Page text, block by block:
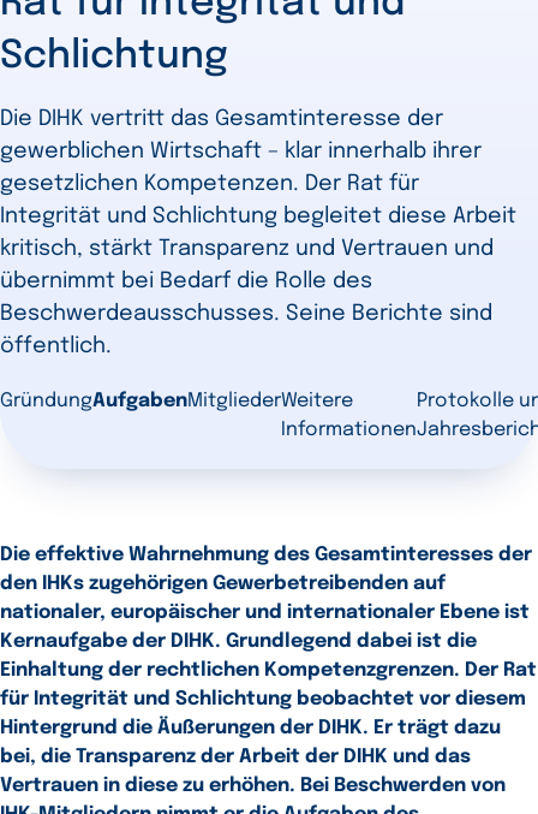
Schlichtung
Die DIHK vertritt das Gesamtinteresse der
gewerblichen Wirtschaft – klar innerhalb ihrer
gesetzlichen Kompetenzen. Der Rat für
Integrität und Schlichtung begleitet diese Arbeit
kritisch, stärkt Transparenz und Vertrauen und
übernimmt bei Bedarf die Rolle des
Beschwerdeausschusses. Seine Berichte sind
öffentlich.
GründungAufgabenMitgliederWeitere
Informationen
Protokolle
Die effektive Wahrnehmung des Gesamtinteresses der
den IHKs zugehörigen Gewerbetreibenden auf
nationaler, europäischer und internationaler Ebene ist
Kernaufgabe der DIHK. Grundlegend dabei ist die
Einhaltung der rechtlichen Kompetenzgrenzen. Der Rat
für Integrität und Schlichtung beobachtet vor diesem
Hintergrund die Äußerungen der DIHK. Er trägt dazu
bei, die Transparenz der Arbeit der DIHK und das
Vertrauen in diese zu erhöhen. Bei Beschwerden von